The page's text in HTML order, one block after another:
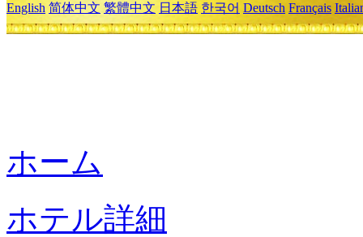
English 简体中文 繁體中文 日本語 한국어 Deutsch Français
ホーム
ホテル詳細